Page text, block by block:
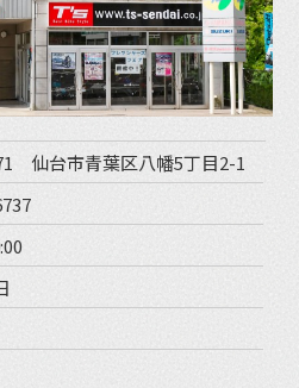
仙台市青葉区八幡5丁目2-1